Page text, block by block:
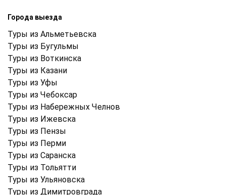
Города выезда
Туры из Альметьевска
Туры из Бугульмы
Туры из Воткинска
Туры из Казани
Туры из Уфы
Туры из Чебоксар
Туры из Набережных Челнов
Туры из Ижевска
Туры из Пензы
Туры из Перми
Туры из Саранска
Туры из Тольятти
Туры из Ульяновска
Туры из Димитровграда